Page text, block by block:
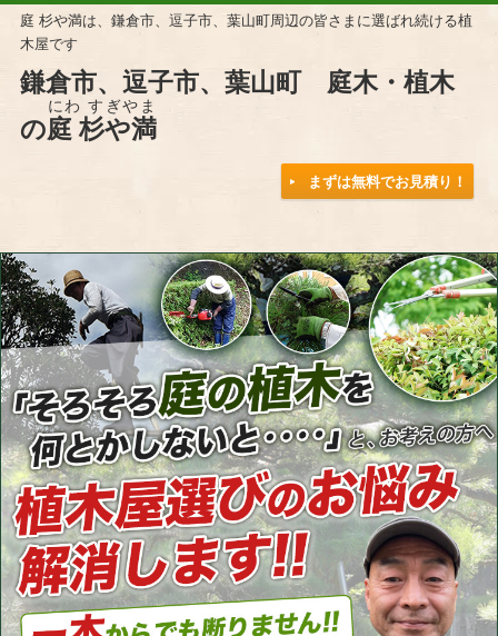
庭 杉や満は、鎌倉市、逗子市、葉山町周辺の皆さまに選ばれ続ける植
木屋です
鎌倉市、逗子市、葉山町 庭木・植木
の庭 杉や満
にわ すぎやま
まずは無料でお見積り！